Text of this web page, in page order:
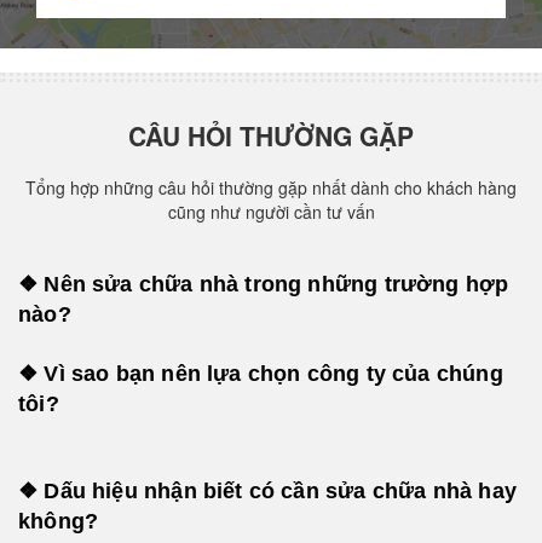
CÂU HỎI THƯỜNG GẶP
Tổng hợp những câu hỏi thường gặp nhất dành cho khách hàng
cũng như người cần tư vấn
❖ Nên sửa chữa nhà trong những trường hợp
nào?
❖ Vì sao bạn nên lựa chọn công ty của chúng
tôi?
❖ Dấu hiệu nhận biết có cần sửa chữa nhà hay
không?